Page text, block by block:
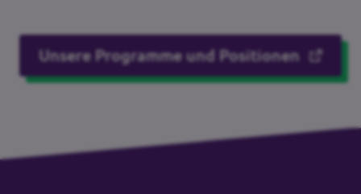
Unsere Programme und Positionen